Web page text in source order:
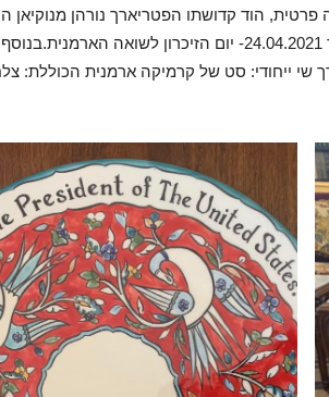
הוד קדושתו הפטריארך נורהן מנוקיאן
ביידן על הכרתו הרשמית ברצח העם הארמני, אשתקד 24.04.2021- יום הזיכרון לשואה
שי ייחודי: סט של קרמיקה ארמנית הכוללת: